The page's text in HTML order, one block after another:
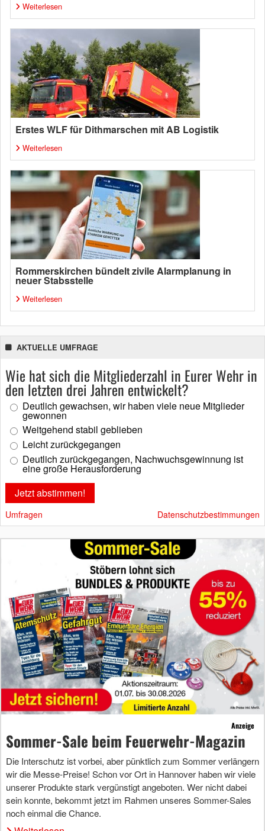
Weiterlesen
Erstes WLF für Dithmarschen mit AB Logistik
Weiterlesen
Rommerskirchen bündelt zivile Alarmplanung in
neuer Stabsstelle
Weiterlesen
AKTUELLE UMFRAGE
Wie hat sich die Mitgliederzahl in Eurer Wehr in
den letzten drei Jahren entwickelt?
Deutlich gewachsen, wir haben viele neue Mitglieder
gewonnen
Weitgehend stabil geblieben
Leicht zurückgegangen
Deutlich zurückgegangen, Nachwuchsgewinnung ist
eine große Herausforderung
Umfragen Datenschutzbestimmungen
Anzeige
Sommer-Sale beim Feuerwehr-Magazin
Die Interschutz ist vorbei, aber pünktlich zum Sommer verlängern
wir die Messe-Preise! Schon vor Ort in Hannover haben wir viele
unserer Produkte stark vergünstigt angeboten. Wer nicht dabei
sein konnte, bekommt jetzt im Rahmen unseres Sommer-Sales
noch einmal die Chance.